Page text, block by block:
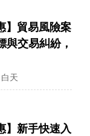
】貿易風險案
與交易糾紛，
天
】新手快速入